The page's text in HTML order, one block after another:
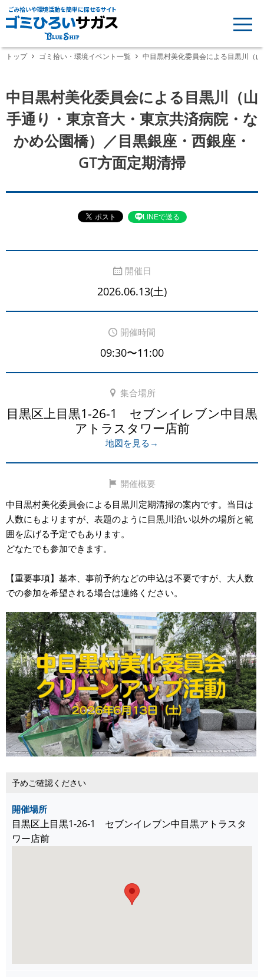
ごみ拾いや環境活動を簡単に探せるサイト
トップ ゴミ拾い・環境イベント一覧 中目黒村美化委員会による目黒川（
中目黒村美化委員会による目黒川（山
手通り・東京音大・東京共済病院・な
かめ公園橋）／目黒銀座・西銀座・
GT方面定期清掃
LINEで送る
開催日
2026.06.13(土)
開催時間
09:30〜11:00
集合場所
目黒区上目黒1-26-1 セブンイレブン中目黒
アトラスタワー店前
地図を見る→
開催概要
中目黒村美化委員会による目黒川定期清掃の案内です。当日は
人数にもよりますが、表題のように目黒川沿い以外の場所と範
囲を広げる予定でもあります。
どなたでも参加できます。
【重要事項】基本、事前予約などの申込は不要ですが、大人数
での参加を希望される場合は連絡ください。
予めご確認ください
開催場所
目黒区上目黒1-26-1 セブンイレブン中目黒アトラスタ
ワー店前